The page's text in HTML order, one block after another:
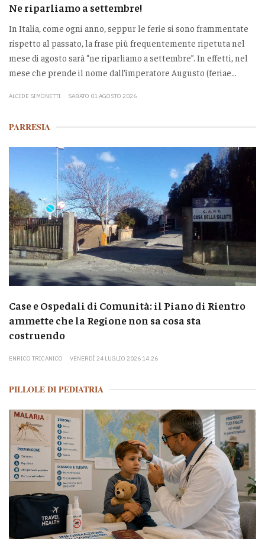
Ne riparliamo a settembre!
In Italia, come ogni anno, seppur le ferie si sono frammentate
rispetto al passato, la frase più frequentemente ripetuta nel
mese di agosto sarà “ne riparliamo a settembre”. In effetti, nel
mese che prende il nome dall’imperatore Augusto (feriae...
ALCIDE SIMONETTI SABATO 01 AGOSTO 2026
PARRESIA
Case e Ospedali di Comunità: il Piano di Rientro
ammette che la Regione non sa cosa sta
costruendo
ENRICO TRICANICO VENERDÌ 24 LUGLIO 2026 14:26
PILLOLE DI PEDIATRIA